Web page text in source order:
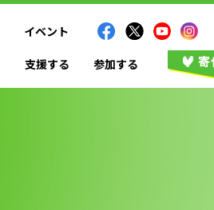
支援する 参加する
イベント